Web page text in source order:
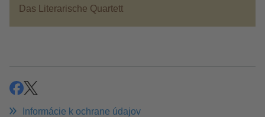
Das Literarische Quartett
zdieľať
zdieľať
Informácie k ochrane údajov